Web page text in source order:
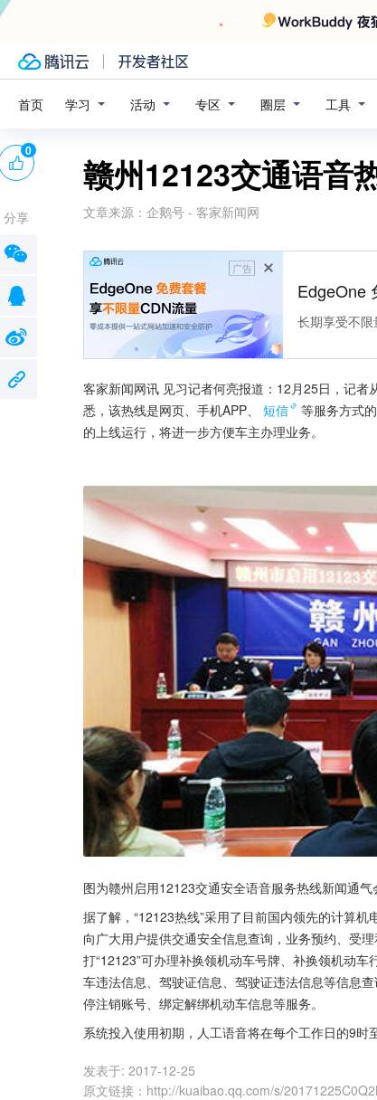
首页 学习 活动 专区 圈层 工具
赣州12123交通语音
文章来源： 企鹅号 - 客家新闻网
广告
EdgeOne
长期享受不
客家新闻网讯 见习记者何亮报道：12月25日，记
悉，该热线是网页、手机APP、
短信
等服务方式
的上线运行，将进一步方便车主办理业务。
图为赣州启用12123交通安全语音服务热线新闻通气
据了解，“12123热线”采用了目前国内领先的计算机
向广大用户提供交通安全信息查询，业务预约、受
打“12123”可办理补换领机动车号牌、补换领机动
车违法信息、驾驶证信息、驾驶证违法信息等信息
停注销账号、绑定解绑机动车信息等服务。
系统投入使用初期，人工语音将在每个工作日的9时
发表于: 2017-12-25
原文链接 ： http://kuaibao.qq.com/s/
0
分享